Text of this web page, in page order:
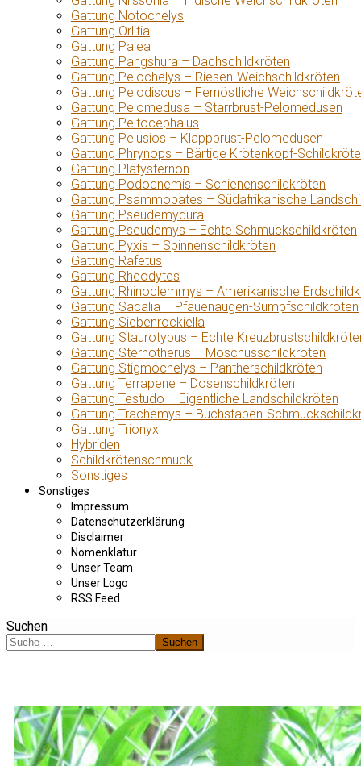
Gattung Notochelys
Gattung Orlitia
Gattung Palea
Gattung Pangshura – Dachschildkröten
Gattung Pelochelys – Riesen-Weichschildkröten
Gattung Pelodiscus – Fernöstliche
Gattung Pelomedusa – Starrbrust-Pelomedusen
Gattung Peltocephalus
Gattung Pelusios – Klappbrust-Pelomedusen
Gattung Phrynops – Bärtige Krötenkopf-
Gattung Platysternon
Gattung Podocnemis – Schienenschildkröten
Gattung Psammobates – Südafrikanische
Gattung Pseudemydura
Gattung Pseudemys – Echte Schmuckschildkröten
Gattung Pyxis – Spinnenschildkröten
Gattung Rafetus
Gattung Rheodytes
Gattung Rhinoclemmys – Amerikanische
Gattung Sacalia – Pfauenaugen-Sumpfschildkröten
Gattung Siebenrockiella
Gattung Staurotypus – Echte
Gattung Sternotherus – Moschusschildkröten
Gattung Stigmochelys – Pantherschildkröten
Gattung Terrapene – Dosenschildkröten
Gattung Testudo – Eigentliche Landschildkröten
Gattung Trachemys – Buchstaben-
Gattung Trionyx
Hybriden
Schildkrötenschmuck
Sonstiges
Sonstiges
Impressum
Datenschutzerklärung
Disclaimer
Nomenklatur
Unser Team
Unser Logo
RSS Feed
Suchen
Suchen